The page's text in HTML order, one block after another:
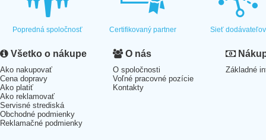
Popredná spoločnosť Certifikovaný partner Sieť dodávateľov
Všetko o nákupe
Ako nakupovať
Cena dopravy
Ako platiť
Ako reklamovať
Servisné strediská
Obchodné podmienky
Reklamačné podmienky
O nás
O spoločnosti
Voľné pracovné pozície
Kontakty
Základné